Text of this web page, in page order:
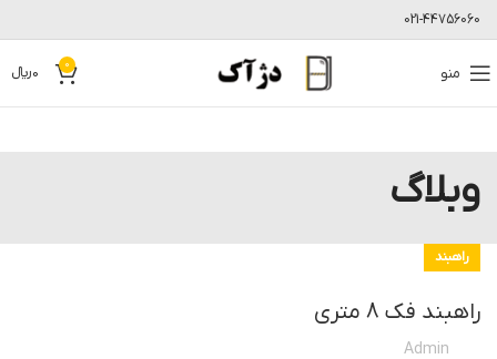
021-44756060
منو 0
0﷼
وبلاگ
راهبند
راهبند فک 8 متری
Admin